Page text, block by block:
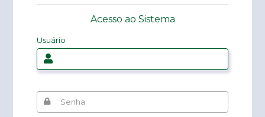
Acesso ao Sistema
Usuário
Senha